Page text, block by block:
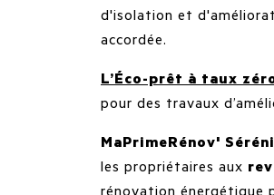
d'isolation et
accordée.
L’Éco-prêt à taux
pour des travaux
MaPrimeRénov'
les propriétaires aux
rénovation énergétique